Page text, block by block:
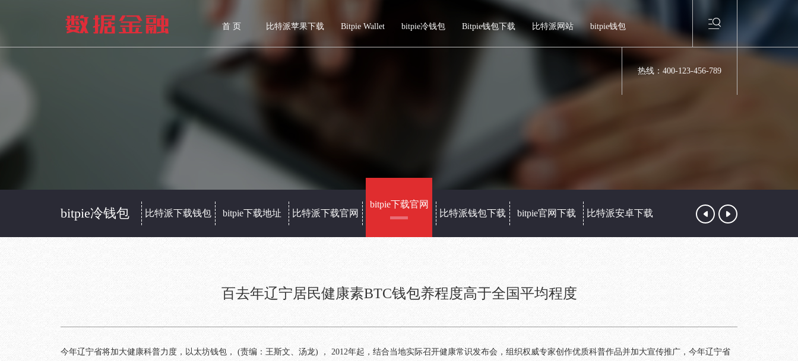
首 页 比特派苹果下载 Bitpie Wallet bitpie冷钱包 Bitpie钱包下载 比特派网站 bitpie钱包
热线：400-123-456-789
bitpie冷钱包
bitpie下载钱包 比特派下载钱包 bitpie下载地址 比特派下载官网
bitpie下载官网
比特派钱包下载
bitpie官网下载 比特派安卓下载
百去年辽宁居民健康素BTC钱包养程度高于全国平均程度
今年辽宁省将加大健康科普力度，以太坊钱包， (责编：王斯文、汤龙) ， 2012年起，结合当地实际召开健康常识发布会，组织权威专家创作优质科普作品并加大宣传推广，今年辽宁省